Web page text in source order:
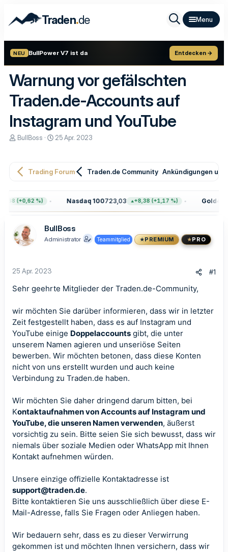
Traden.de
NEU BullPower V7 ist da Entdecken →
Warnung vor gefälschten
Traden.de-Accounts auf
Instagram und YouTube
E
e
r
BullBoss
E
e
m
25 Apr. 2023
Trading Forum Traden.de Community Ankündigungen
(+0,62 %) Nasdaq 100723,03 +8,38 (+1,17 %) Gold
BullBoss
Administrator Teammitglied PREMIUM PRO
25 Apr. 2023 #1
Sehr geehrte Mitglieder der Traden.de-Community,
wir möchten Sie darüber informieren, dass wir in letzter
Zeit festgestellt haben, dass es auf Instagram und
YouTube einige Doppelaccounts gibt, die unter
unserem Namen agieren und unseriöse Seiten
bewerben. Wir möchten betonen, dass diese Konten
nicht von uns erstellt wurden und auch keine
Verbindung zu Traden.de haben.
Wir möchten Sie daher dringend darum bitten, bei
Kontaktaufnahmen von Accounts auf Instagram und
YouTube, die unseren Namen verwenden, äußerst
vorsichtig zu sein. Bitte seien Sie sich bewusst, dass wir
niemals über soziale Medien oder WhatsApp mit Ihnen
Kontakt aufnehmen würden.
Unsere einzige offizielle Kontaktadresse ist
support@traden.de.
Bitte kontaktieren Sie uns ausschließlich über diese E-
Mail-Adresse, falls Sie Fragen oder Anliegen haben.
Wir bedauern sehr, dass es zu dieser Verwirrung
gekommen ist und möchten Ihnen versichern, dass wir